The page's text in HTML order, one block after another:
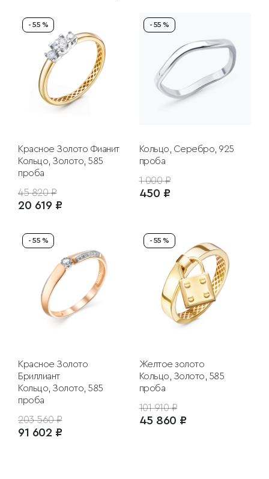
- 55 %
Красное Золото Фианит
Кольцо, Золото, 585
проба
45 820 ₽
20 619 ₽
- 55 %
Кольцо, Серебро, 925
проба
1 000 ₽
450 ₽
- 55 %
Красное Золото
Бриллиант
Кольцо, Золото, 585
проба
203 560 ₽
91 602 ₽
- 55 %
Желтое золото
Кольцо, Золото, 585
проба
101 910 ₽
45 860 ₽